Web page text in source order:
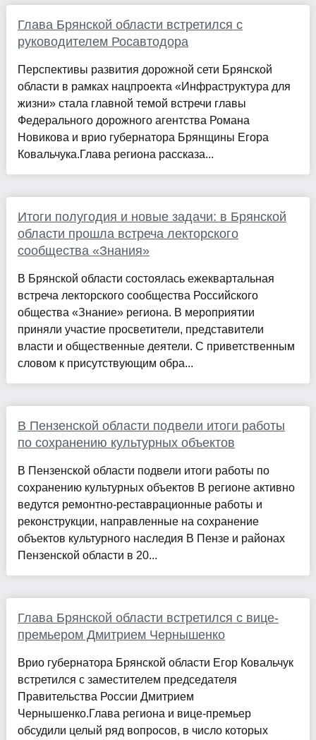
Глава Брянской области встретился с
руководителем Росавтодора
Перспективы развития дорожной сети Брянской
области в рамках нацпроекта «Инфраструктура для
жизни» стала главной темой встречи главы
Федерального дорожного агентства Романа
Новикова и врио губернатора Брянщины Егора
Ковальчука.Глава региона рассказа...
Итоги полугодия и новые задачи: в Брянской
области прошла встреча лекторского
сообщества «Знания»
В Брянской области состоялась ежеквартальная
встреча лекторского сообщества Российского
общества «Знание» региона. В мероприятии
приняли участие просветители, представители
власти и общественные деятели. С приветственным
словом к присутствующим обра...
В Пензенской области подвели итоги работы
по сохранению культурных объектов
В Пензенской области подвели итоги работы по
сохранению культурных объектов В регионе активно
ведутся ремонтно-реставрационные работы и
реконструкции, направленные на сохранение
объектов культурного наследия В Пензе и районах
Пензенской области в 20...
Глава Брянской области встретился с вице-
премьером Дмитрием Чернышенко
Врио губернатора Брянской области Егор Ковальчук
встретился с заместителем председателя
Правительства России Дмитрием
Чернышенко.Глава региона и вице-премьер
обсудили целый ряд вопросов, в число которых